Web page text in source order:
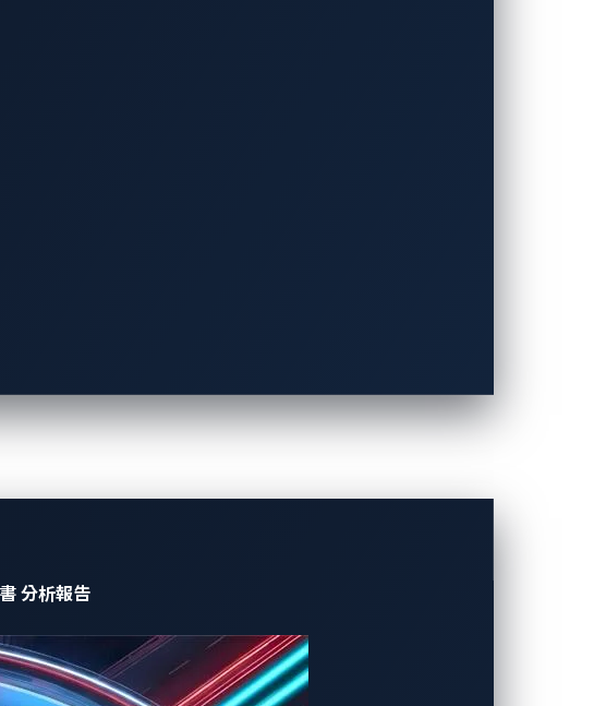
分析報告
與 CRA 接軌，但許多供應鏈內的各個PDE元件仍需
)
者為準）。違規行為包含未通報漏洞、未提交